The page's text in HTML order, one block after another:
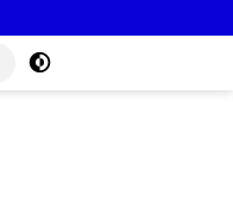
On The Spot: